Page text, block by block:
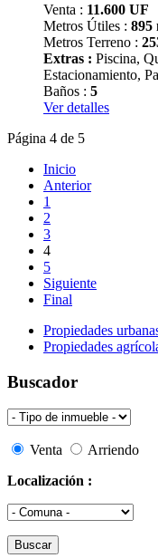
Venta : 11.600 UF
Metros Útiles : 895
Metros Terreno :
Extras : Piscina,
Estacionamiento,
Baños : 5
Ver detalles
Página 4 de 5
Inicio
Anterior
1
2
3
4
5
Siguiente
Final
Propiedades
Propiedades
Buscador
Venta
Arriendo
Localización :